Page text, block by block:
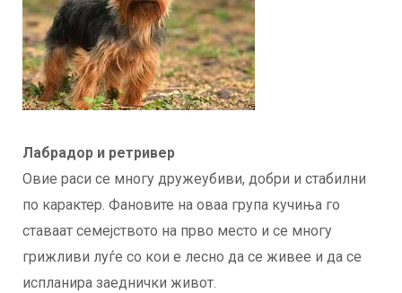
Лабрадор и ретривер
Овие раси се многу дружеубиви, добри и стабилни
по карактер. Фановите на оваа група кучиња го
ставаат семејството на прво место и се многу
грижливи луѓе со кои е лесно да се живее и да се
испланира заеднички живот.